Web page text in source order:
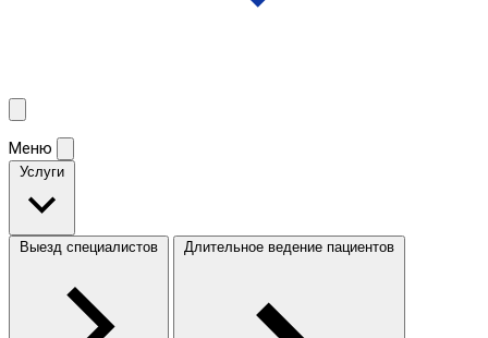
Меню
Услуги
Выезд специалистов Длительное ведение пациентов